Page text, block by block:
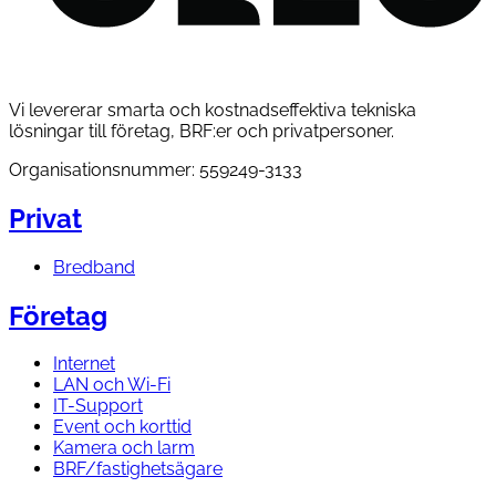
Vi levererar smarta och kostnadseffektiva tekniska
lösningar till företag, BRF:er och privatpersoner.
Organisationsnummer: 559249-3133
Privat
Bredband
Företag
Internet
LAN och Wi-Fi
IT-Support
Event och korttid
Kamera och larm
BRF/fastighetsägare